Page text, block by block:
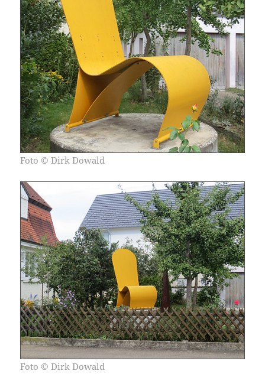
Foto © Dirk Dowald
Foto © Dirk Dowald